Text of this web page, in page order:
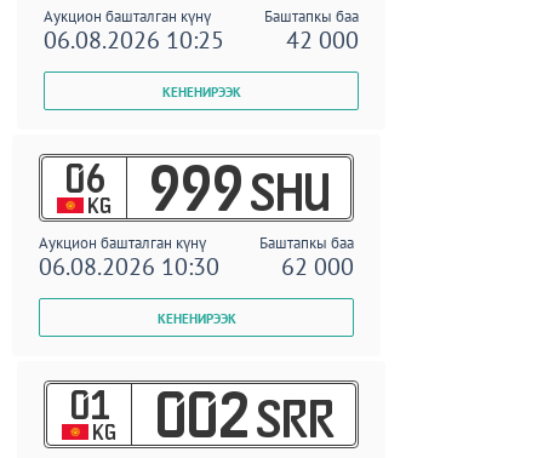
Аукцион башталган күнү Баштапкы баа
06.08.2026 10:25 42 000
06
KG 999 SHU
Аукцион башталган күнү Баштапкы баа
06.08.2026 10:30 62 000
01
KG 002 SRR